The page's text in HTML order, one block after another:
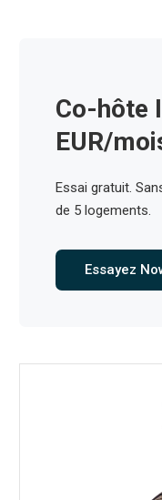
Co-hôte
EUR/
Essai gratuit.
de 5 logements.
Essayez